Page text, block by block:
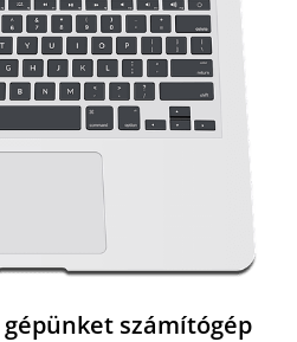
számítógép